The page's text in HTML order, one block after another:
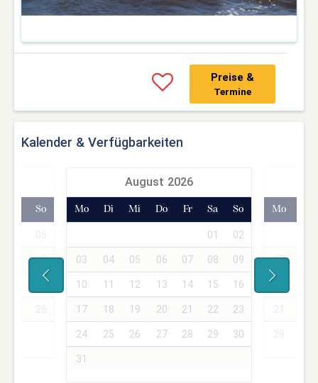
Preise &
Termine
Kalender & Verfügbarkeiten
So
12
19
August 2026
Mo Di Mi Do Fr Sa So
01 02
03 04 05 06 07 08 09
10 11 12 13 14 15 16
17 18 19 20 21 22 23
24 25 26 27 28 29 30
31
Mo
07